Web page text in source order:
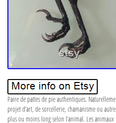
Paire de pattes de pie authentiques.
projet d’art, de sorcellerie, chamanisme ou
plus ou moins long selon l’animal. Les